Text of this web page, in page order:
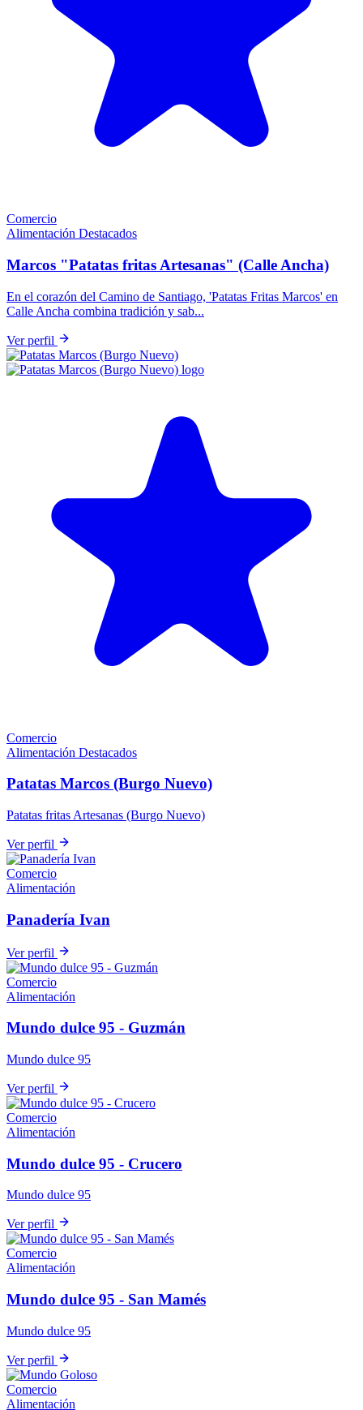
Comercio
Alimentación Destacados
Marcos "Patatas fritas Artesanas" (Calle Ancha)
En el corazón del Camino de Santiago, 'Patatas Fritas Marcos' en
Calle Ancha combina tradición y sab...
Ver perfil
Comercio
Alimentación Destacados
Patatas Marcos (Burgo Nuevo)
Patatas fritas Artesanas (Burgo Nuevo)
Ver perfil
Comercio
Alimentación
Panadería Ivan
Ver perfil
Comercio
Alimentación
Mundo dulce 95 - Guzmán
Mundo dulce 95
Ver perfil
Comercio
Alimentación
Mundo dulce 95 - Crucero
Mundo dulce 95
Ver perfil
Comercio
Alimentación
Mundo dulce 95 - San Mamés
Mundo dulce 95
Ver perfil
Comercio
Alimentación